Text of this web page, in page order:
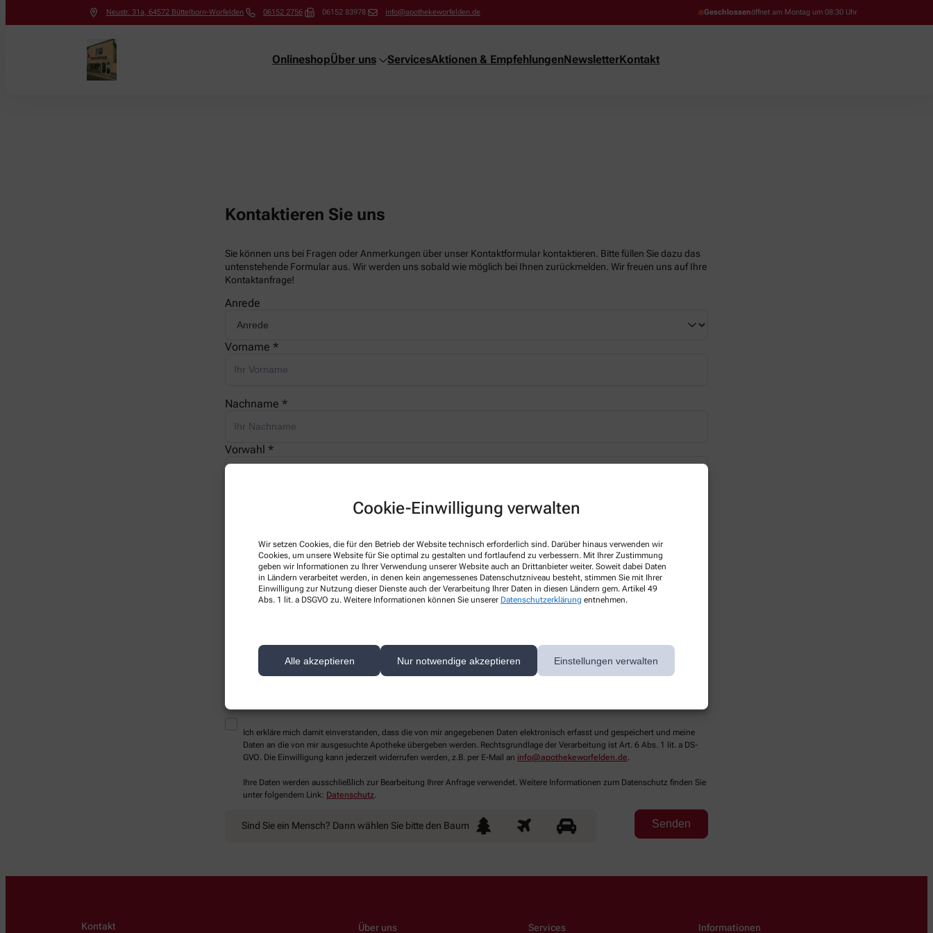
Cookie-Einwilligung verwalten
Wir setzen Cookies, die für den Betrieb der Website technisch erforderlich sind. Darüber hinaus verwenden wir
Cookies, um unsere Website für Sie optimal zu gestalten und fortlaufend zu verbessern. Mit Ihrer Zustimmung
geben wir Informationen zu Ihrer Verwendung unserer Website auch an Drittanbieter weiter. Soweit dabei Daten
in Ländern verarbeitet werden, in denen kein angemessenes Datenschutzniveau besteht, stimmen Sie mit Ihrer
Einwilligung zur Nutzung dieser Dienste auch der Verarbeitung Ihrer Daten in diesen Ländern gem. Artikel 49
Abs. 1 lit. a DSGVO zu. Weitere Informationen können Sie unserer Datenschutzerklärung entnehmen.
Alle akzeptieren Nur notwendige akzeptieren Einstellungen verwalten
Neustr. 31a, 64572 Büttelborn-Worfelden 06152 2756 06152 83978 info@apothekeworfelden.de Geschlossenöffnet am Montag um 08:30 Uhr
OnlineshopÜber uns ServicesAktionen & EmpfehlungenNewsletterKontakt
Kontaktieren Sie uns
Sie können uns bei Fragen oder Anmerkungen über unser Kontaktformular kontaktieren. Bitte füllen Sie dazu das
untenstehende Formular aus. Wir werden uns sobald wie möglich bei Ihnen zurückmelden. Wir freuen uns auf Ihre
Kontaktanfrage!
Anrede
Vorname *
Nachname *
Vorwahl *
E-Mail *
Ihre Nachricht *
* Bitte füllen Sie die Pflichtfelder aus
Ich erkläre mich damit einverstanden, dass die von mir angegebenen Daten elektronisch erfasst und gespeichert und meine
Daten an die von mir ausgesuchte Apotheke übergeben werden. Rechtsgrundlage der Verarbeitung ist Art. 6 Abs. 1 lit. a DS-
GVO. Die Einwilligung kann jederzeit widerrufen werden, z.B. per E-Mail an info@apothekeworfelden.de.
Ihre Daten werden ausschließlich zur Bearbeitung Ihrer Anfrage verwendet. Weitere Informationen zum Datenschutz finden Sie
unter folgendem Link: Datenschutz.
Sind Sie ein Mensch? Dann wählen Sie bitteden Baum
Kontakt Über uns Services Informationen